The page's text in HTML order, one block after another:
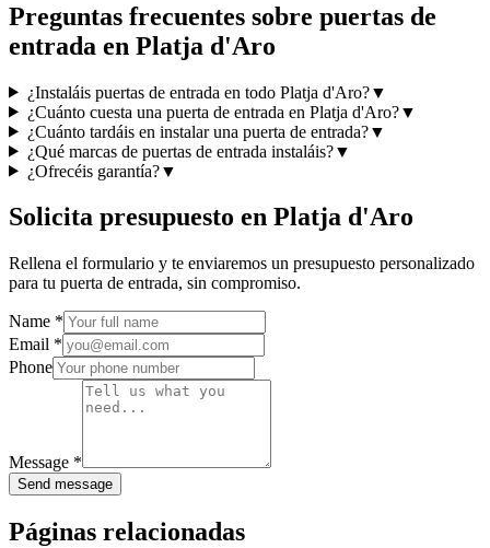
Preguntas frecuentes sobre puertas de
entrada en Platja d'Aro
¿Instaláis puertas de entrada en todo Platja d'Aro?▼
¿Cuánto cuesta una puerta de entrada en Platja d'Aro?▼
¿Cuánto tardáis en instalar una puerta de entrada?▼
¿Qué marcas de puertas de entrada instaláis?▼
¿Ofrecéis garantía?▼
Solicita presupuesto en Platja d'Aro
Rellena el formulario y te enviaremos un presupuesto personalizado
para tu puerta de entrada, sin compromiso.
Name *
Email *
Phone
Message *
Send message
Páginas relacionadas